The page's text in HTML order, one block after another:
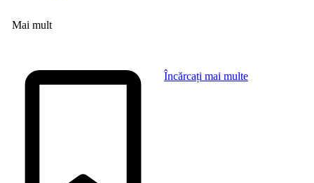
Mai mult
Încărcați mai multe